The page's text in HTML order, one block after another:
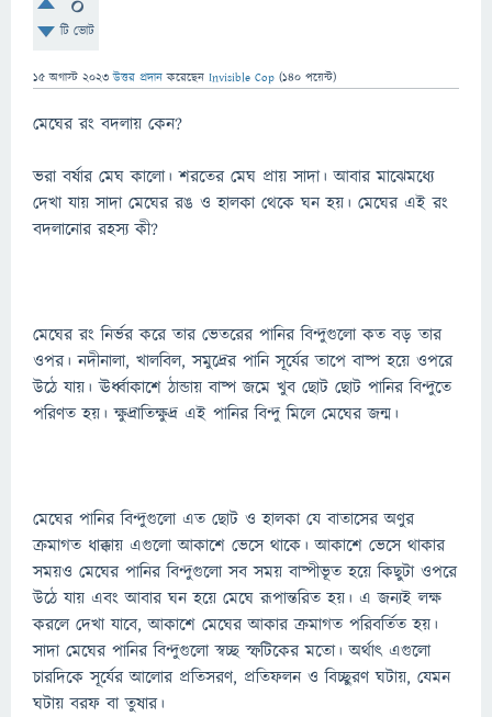
টি ভোট
15 অগাস্ট 2023 উত্তর প্রদান করেছেন Invisible Cop (140 পয়েন্ট)
মেঘের রং বদলায় কেন?
ভরা বর্ষার মেঘ কালো। শরতের মেঘ প্রায় সাদা। আবার মাঝেমধ্যে
দেখা যায় সাদা মেঘের রঙ ও হালকা থেকে ঘন হয়। মেঘের এই রং
বদলানোর রহস্য কী?
মেঘের রং নির্ভর করে তার ভেতরের পানির বিন্দুগুলো কত বড় তার
ওপর। নদীনালা, খালবিল, সমুদ্রের পানি সূর্যের তাপে বাষ্প হয়ে ওপরে
উঠে যায়। ঊর্ধ্বাকাশে ঠান্ডায় বাষ্প জমে খুব ছোট ছোট পানির বিন্দুতে
পরিণত হয়। ক্ষুদ্রাতিক্ষুদ্র এই পানির বিন্দু মিলে মেঘের জন্ম।
মেঘের পানির বিন্দুগুলো এত ছোট ও হালকা যে বাতাসের অণুর
ক্রমাগত ধাক্কায় এগুলো আকাশে ভেসে থাকে। আকাশে ভেসে থাকার
সময়ও মেঘের পানির বিন্দুগুলো সব সময় বাষ্পীভূত হয়ে কিছুটা ওপরে
উঠে যায় এবং আবার ঘন হয়ে মেঘে রূপান্তরিত হয়। এ জন্যই লক্ষ
করলে দেখা যাবে, আকাশে মেঘের আকার ক্রমাগত পরিবর্তিত হয়।
সাদা মেঘের পানির বিন্দুগুলো স্বচ্ছ স্ফটিকের মতো। অর্থাৎ এগুলো
চারদিকে সূর্যের আলোর প্রতিসরণ, প্রতিফলন ও বিচ্ছুরণ ঘটায়, যেমন
ঘটায় বরফ বা তুষার।